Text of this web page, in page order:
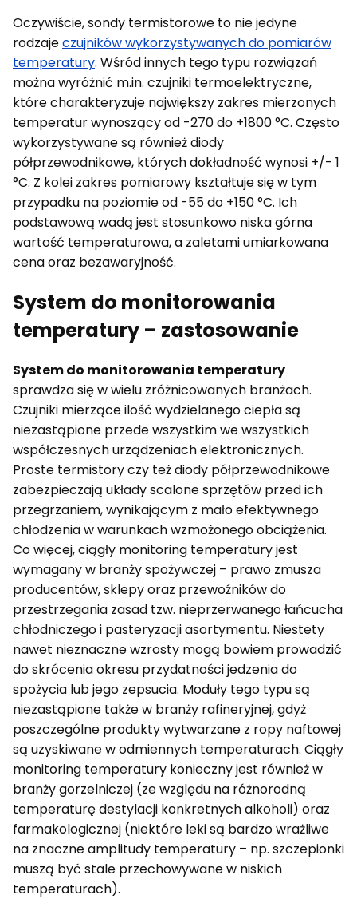
Oczywiście, sondy termistorowe to nie jedyne
rodzajeczujników wykorzystywanych do pomiarów
temperatury. Wśród innych tego typu rozwiązań
można wyróżnić m.in. czujniki termoelektryczne,
które charakteryzuje największy zakres mierzonych
temperatur wynoszący od -270 do +1800 °C. Często
wykorzystywane są również diody
półprzewodnikowe, których dokładność wynosi +/- 1
°C. Z kolei zakres pomiarowy kształtuje się w tym
przypadku na poziomie od -55 do +150 °C. Ich
podstawową wadą jest stosunkowo niska górna
wartość temperaturowa, a zaletami umiarkowana
cena oraz bezawaryjność.
System do monitorowania
temperatury – zastosowanie
System do monitorowania temperatury
sprawdza się w wielu zróżnicowanych branżach.
Czujniki mierzące ilość wydzielanego ciepła są
niezastąpione przede wszystkim we wszystkich
współczesnych urządzeniach elektronicznych.
Proste termistory czy też diody półprzewodnikowe
zabezpieczają układy scalone sprzętów przed ich
przegrzaniem, wynikającym z mało efektywnego
chłodzenia w warunkach wzmożonego obciążenia.
Co więcej, ciągły monitoring temperatury jest
wymagany w branży spożywczej – prawo zmusza
producentów, sklepy oraz przewoźników do
przestrzegania zasad tzw. nieprzerwanego łańcucha
chłodniczego i pasteryzacji asortymentu. Niestety
nawet nieznaczne wzrosty mogą bowiem prowadzić
do skrócenia okresu przydatności jedzenia do
spożycia lub jego zepsucia. Moduły tego typu są
niezastąpione także w branży rafineryjnej, gdyż
poszczególne produkty wytwarzane z ropy naftowej
są uzyskiwane w odmiennych temperaturach. Ciągły
monitoring temperatury konieczny jest również w
branży gorzelniczej (ze względu na różnorodną
temperaturę destylacji konkretnych alkoholi) oraz
farmakologicznej (niektóre leki są bardzo wrażliwe
na znaczne amplitudy temperatury – np. szczepionki
muszą być stale przechowywane w niskich
temperaturach).